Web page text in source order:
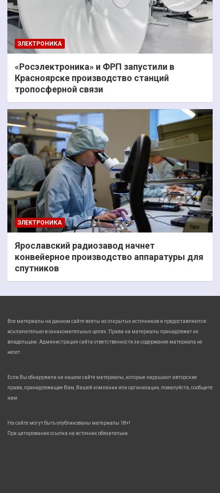
ЭЛЕКТРОНИКА
«Росэлектроника» и ФРП запустили в
Красноярске производство станций
тропосферной связи
ЭЛЕКТРОНИКА
Ярославский радиозавод начнет
конвейерное производство аппаратуры для
спутников
Все материалы на данном сайте взяты из открытых источников и предоставляются
исключительно в ознакомительных целях. Права на материалы принадлежат их
владельцам. Администрация сайта ответственности за содержание материала не
несет.
Если Вы обнаружили на нашем сайте материалы, которые нарушают авторские
права, принадлежащие Вам, Вашей компании или организации, пожалуйста, сообщите
нам.
На сайте могут быть опубликованы материалы 18+!
При цитировании ссылка на источник обязательна.